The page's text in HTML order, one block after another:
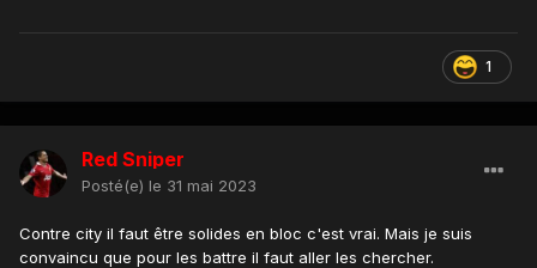
1
Red Sniper
Posté(e) le 31 mai 2023
Contre city il faut être solides en bloc c'est vrai. Mais je suis
convaincu que pour les battre il faut aller les chercher.